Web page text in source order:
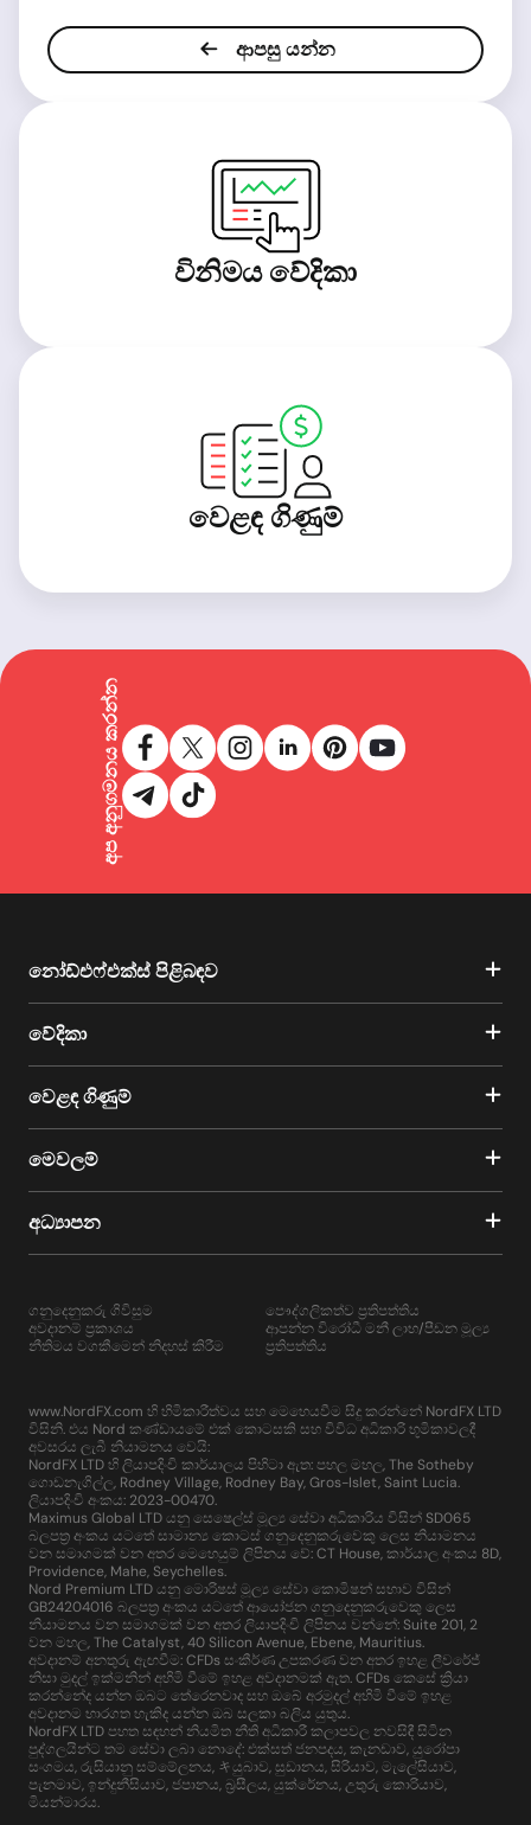
ආපසු යන්න
විනිමය වේදිකා
වෙළඳ ගිණුම්
අප අනුගමනය කරන්න
නෝඩ්එෆ්එක්ස් පිළිබඳව
වේදිකා
වෙළඳ ගිණුම්
මෙවලම්
අධ්‍යාපන
ගනුදෙනුකරු ගිවිසුම
අවදානම් ප්‍රකාශය
නීතිමය වගකීමෙන් නිදහස් කිරීම
පෞද්ගලිකත්ව ප්‍රතිපත්තිය
ආපන්න විරෝධී මනී ලාභ/පීඩන මූල්‍ය
ප්‍රතිපත්තිය
www.NordFX.com හි හිමිකාරීත්වය සහ මෙහෙයවීම සිදු කරන්නේ NordFX LTD
විසිනි. එය Nord කණ්ඩායමේ එක් කොටසකි සහ විවිධ අධිකාරි භූමිකාවලදී
අවසරය ලැබී නියාමනය වෙයි:
NordFX LTD හි ලියාපදිංචි කාර්යාලය පිහිටා ඇත: පහල මහල, The Sotheby
ගොඩනැගිල්ල, Rodney Village, Rodney Bay, Gros-Islet, Saint Lucia.
ලියාපදිංචි අංකය: 2023-00470.
Maximus Global LTD යනු සෙෂෙල්ස් මූල්‍ය සේවා අධිකාරිය විසින් SD065
බලපත්‍ර අංකය යටතේ සාමාන්‍ය කොටස් ගනුදෙනුකරුවෙකු ලෙස නියාමනය
වන සමාගමක් වන අතර මෙහෙයුම් ලිපිනය වේ: CT House, කාර්යාල අංකය 8D,
Providence, Mahe, Seychelles.
Nord Premium LTD යනු මොරිෂස් මූල්‍ය සේවා කොමිෂන් සභාව විසින්
GB24204016 බලපත්‍ර අංකය යටතේ ආයෝජන ගනුදෙනුකරුවෙකු ලෙස
නියාමනය වන සමාගමක් වන අතර ලියාපදිංචි ලිපිනය වන්නේ: Suite 201, 2
වන මහල, The Catalyst, 40 Silicon Avenue, Ebene, Mauritius.
අවදානම් අනතුරු ඇඟවීම: CFDs සංකීර්ණ උපකරණ වන අතර ඉහළ ලීවරේජ්
නිසා මුදල් ඉක්මනින් අහිමි වීමේ ඉහළ අවදානමක් ඇත. CFDs කෙසේ ක්‍රියා
කරන්නේද යන්න ඔබට තේරෙනවාද සහ ඔබේ අරමුදල් අහිමි වීමේ ඉහළ
අවදානම භාරගත හැකිද යන්න ඔබ සලකා බලිය යුතුය.
NordFX LTD පහත සඳහන් නියමිත නීති අධිකාරී කලාපවල නවසිඳී සිටින
පුද්ගලයින්ට තම සේවා ලබා නොදේ: එක්සත් ජනපදය, කැනඩාව, යුරෝපා
සංගමය, රුසියානු සම්මේලනය, キයුබාව, සුඩානය, සිරියාව, මැලේසියාව,
පැනමාව, ඉන්දුනීසියාව, ජපානය, බ්‍රසීලය, යුක්රේනය, උතුරු කොරියාව,
මියන්මාරය.